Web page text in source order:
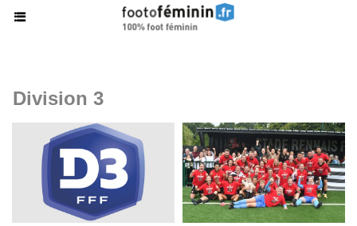
Division 3